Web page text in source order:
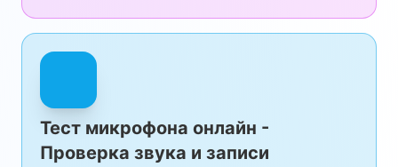
Тест микрофона онлайн -
Проверка звука и записи